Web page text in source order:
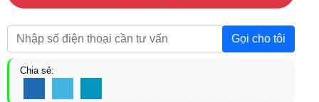
Gọi cho tôi
Chia sẻ: